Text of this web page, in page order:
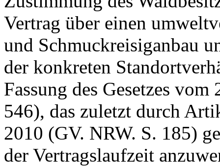
Vertrag über einen
und Schmuckreisiganbau
der konkreten
Fassung des Gesetzes
546), das zuletzt durch
2010 (GV. NRW. S. 185)
der Vertragslaufzeit